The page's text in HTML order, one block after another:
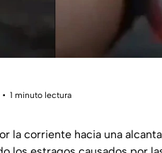
1 minuto lectura
la corriente hacia una